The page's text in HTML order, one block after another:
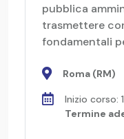
pubblica
trasmettere
fondamentali
Roma (RM)
Inizio corso:
Termine